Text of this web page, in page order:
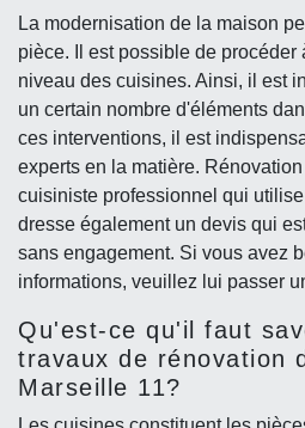
La modernisation de la maison
pièce. Il est possible de procéder
niveau des cuisines. Ainsi, il est
un certain nombre d'éléments
ces interventions, il est
experts en la matière.
cuisiniste professionnel qui utilise
dresse également un devis qui
sans engagement. Si vous avez
informations, veuillez lui passer
Qu'est-ce qu'il faut
travaux de rénovation
Marseille 11?